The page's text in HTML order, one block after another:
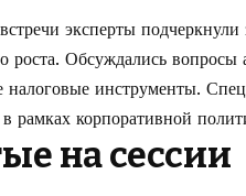
эксперты подчеркнули
роста. Обсуждались
инструменты.
рамках корпоративной
на сессии